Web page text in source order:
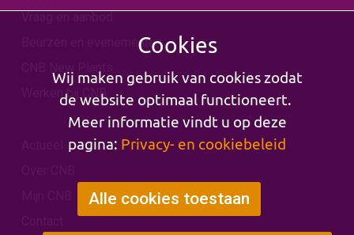
Beurzen en evenementen
Werken bij CNB
Cookies
Wij maken gebruik van cookies zodat
de website optimaal functioneert.
Meer informatie vindt u op deze
pagina: Privacy- en cookiebeleid
Alle cookies toestaan